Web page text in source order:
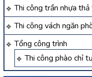
Thi công trần nhựa thả
Thi công vách ngăn
Tổng công trình
Thi công phào chỉ